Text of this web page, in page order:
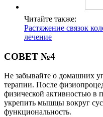
Читайте также:
Растяжение связок
лечение
СОВЕТ №4
Не забывайте о домашних
терапии. После
физической активностью в
укрепить мышцы вокруг
функциональность.